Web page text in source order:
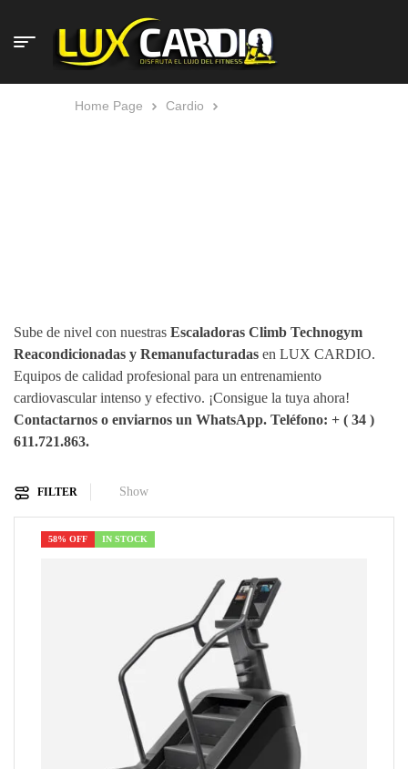
Home Page Cardio
Sube de nivel con nuestras Escaladoras Climb Technogym
Reacondicionadas y Remanufacturadas en LUX CARDIO.
Equipos de calidad profesional para un entrenamiento
cardiovascular intenso y efectivo. ¡Consigue la tuya ahora!
Contactarnos o enviarnos un WhatsApp. Teléfono: + ( 34 )
611.721.863.
FILTER Show
58% OFF IN STOCK